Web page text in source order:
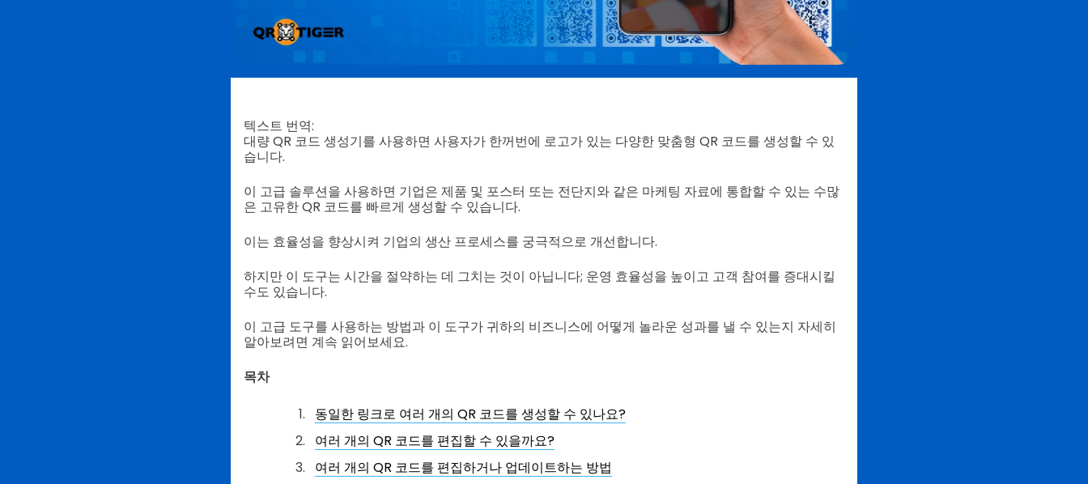
텍스트 번역:
대량 QR 코드 생성기를 사용하면 사용자가 한꺼번에 로고가 있는 다양한 맞춤형 QR 코드를 생성할 수 있
습니다.
이 고급 솔루션을 사용하면 기업은 제품 및 포스터 또는 전단지와 같은 마케팅 자료에 통합할 수 있는 수많
은 고유한 QR 코드를 빠르게 생성할 수 있습니다.
이는 효율성을 향상시켜 기업의 생산 프로세스를 궁극적으로 개선합니다.
하지만 이 도구는 시간을 절약하는 데 그치는 것이 아닙니다; 운영 효율성을 높이고 고객 참여를 증대시킬
수도 있습니다.
이 고급 도구를 사용하는 방법과 이 도구가 귀하의 비즈니스에 어떻게 놀라운 성과를 낼 수 있는지 자세히
알아보려면 계속 읽어보세요.
목차
동일한 링크로 여러 개의 QR 코드를 생성할 수 있나요?
여러 개의 QR 코드를 편집할 수 있을까요?
여러 개의 QR 코드를 편집하거나 업데이트하는 방법